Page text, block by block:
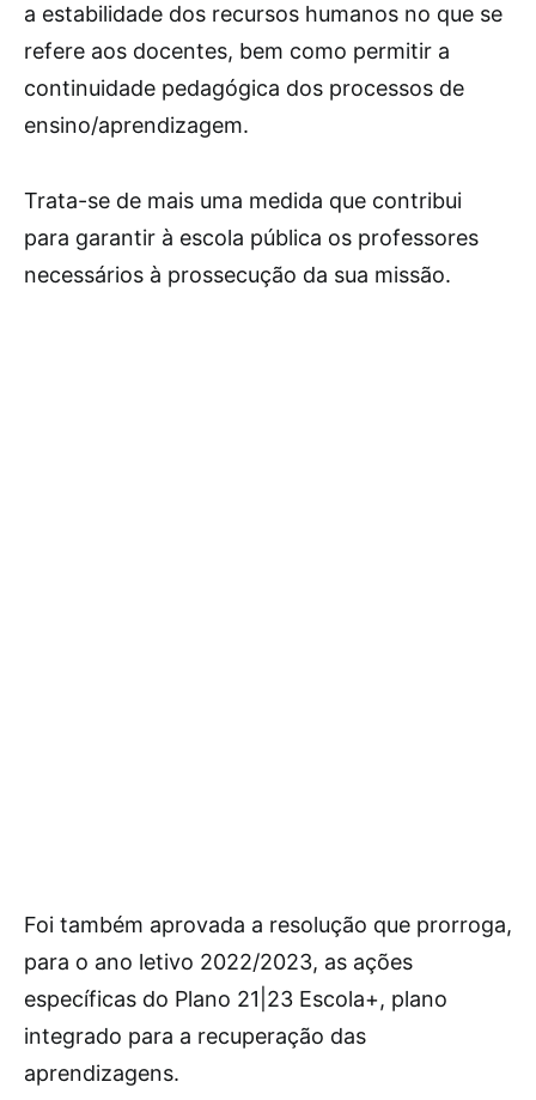
a estabilidade dos recursos humanos no que se
refere aos docentes, bem como permitir a
continuidade pedagógica dos processos de
ensino/aprendizagem.
Trata-se de mais uma medida que contribui
para garantir à escola pública os professores
necessários à prossecução da sua missão.
Foi também aprovada a resolução que prorroga,
para o ano letivo 2022/2023, as ações
específicas do Plano 21|23 Escola+, plano
integrado para a recuperação das
aprendizagens.